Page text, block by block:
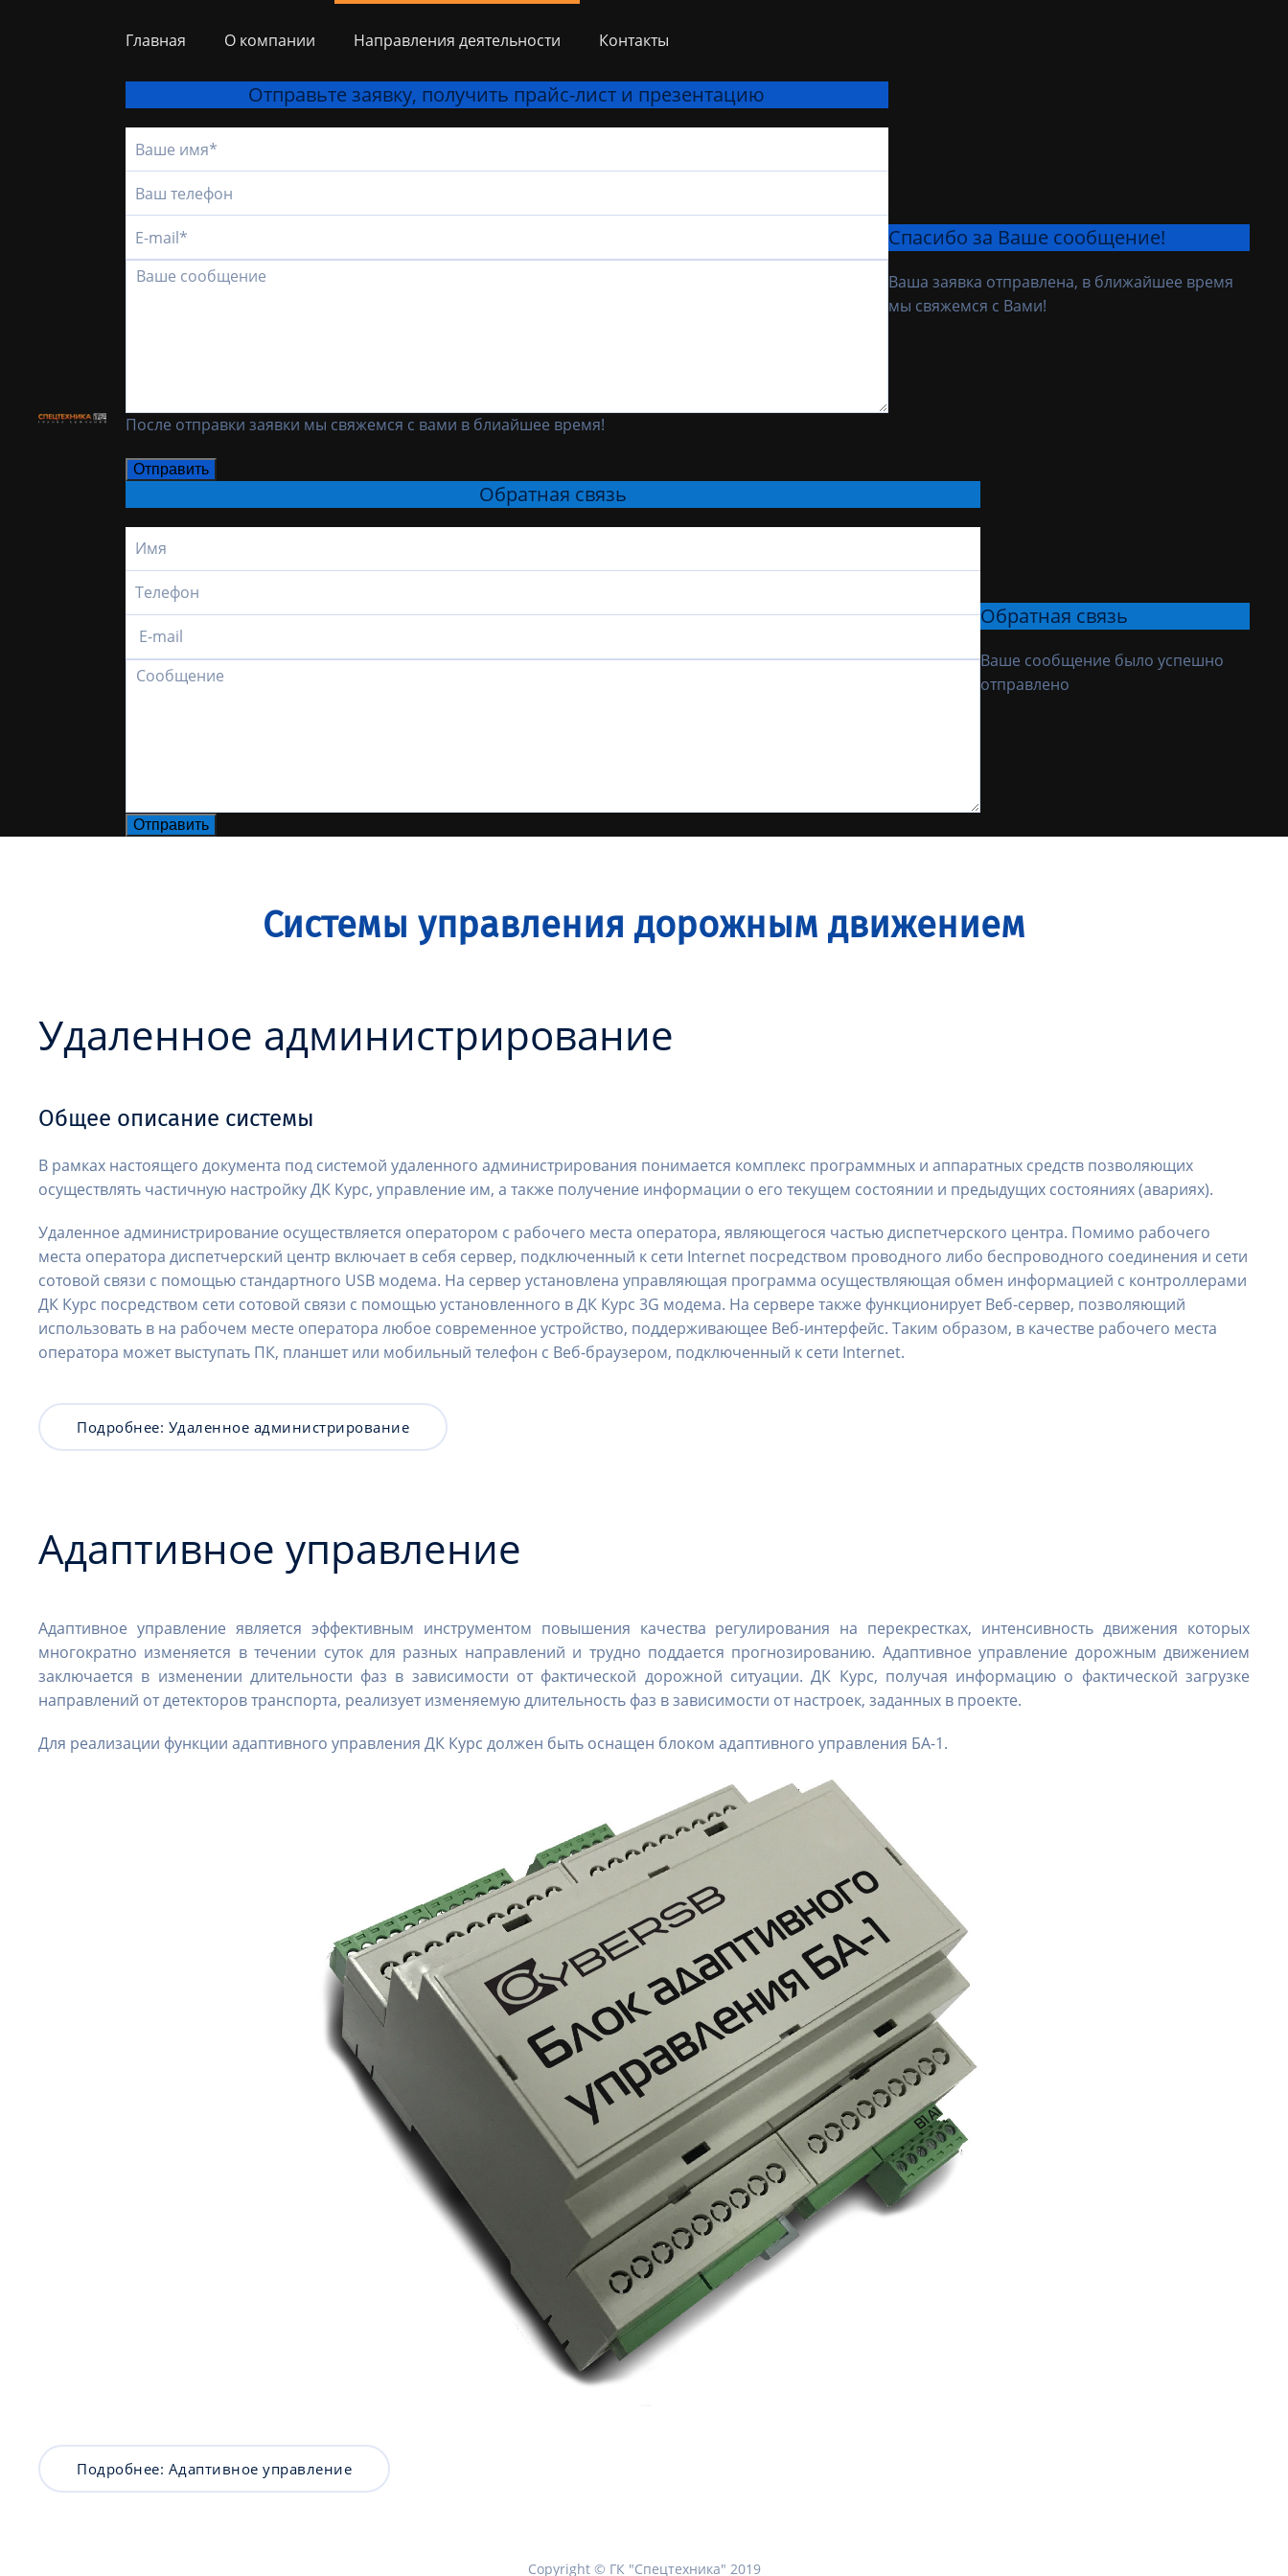
Главная О компании Направления деятельности Контакты
Отправьте заявку, получить прайс-лист и презентацию
После отправки заявки мы свяжемся с вами в блиайшее время!
Отправить
Спасибо за Ваше сообщение!
Ваша заявка отправлена, в ближайшее время
мы свяжемся с Вами!
Обратная связь
Отправить
Обратная связь
Ваше сообщение было успешно
отправлено
Системы управления дорожным движением
Удаленное администрирование
Общее описание системы
В рамках настоящего документа под системой удаленного администрирования понимается комплекс программных и аппаратных средств позволяющих
осуществлять частичную настройку ДК Курс, управление им, а также получение информации о его текущем состоянии и предыдущих состояниях (авариях).
Удаленное администрирование осуществляется оператором с рабочего места оператора, являющегося частью диспетчерского центра. Помимо рабочего
места оператора диспетчерский центр включает в себя сервер, подключенный к сети Internet посредством проводного либо беспроводного соединения и сети
сотовой связи с помощью стандартного USB модема. На сервер установлена управляющая программа осуществляющая обмен информацией с контроллерами
ДК Курс посредством сети сотовой связи с помощью установленного в ДК Курс 3G модема. На сервере также функционирует Веб-сервер, позволяющий
использовать в на рабочем месте оператора любое современное устройство, поддерживающее Веб-интерфейс. Таким образом, в качестве рабочего места
оператора может выступать ПК, планшет или мобильный телефон с Веб-браузером, подключенный к сети Internet.
Подробнее: Удаленное администрирование
Адаптивное управление
Адаптивное управление является эффективным инструментом повышения качества регулирования на перекрестках, интенсивность движения которых
многократно изменяется в течении суток для разных направлений и трудно поддается прогнозированию. Адаптивное управление дорожным движением
заключается в изменении длительности фаз в зависимости от фактической дорожной ситуации. ДК Курс, получая информацию о фактической загрузке
направлений от детекторов транспорта, реализует изменяемую длительность фаз в зависимости от настроек, заданных в проекте.
Для реализации функции адаптивного управления ДК Курс должен быть оснащен блоком адаптивного управления БА-1.
Подробнее: Адаптивное управление
Copyright © ГК "Спецтехника" 2019